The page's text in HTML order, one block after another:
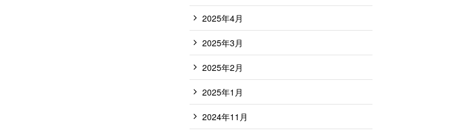
2025年4月
2025年3月
2025年2月
2025年1月
2024年11月